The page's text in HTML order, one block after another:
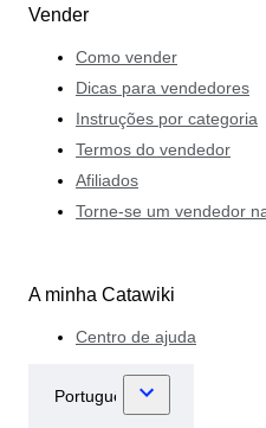
Vender
Como vender
Dicas para vendedores
Instruções por categoria
Termos do vendedor
Afiliados
Torne-se um vendedor
A minha Catawiki
Centro de ajuda